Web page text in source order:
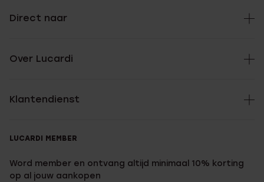
Direct naar
Over Lucardi
Klantendienst
LUCARDI MEMBER
Word member en ontvang altijd minimaal 10% korting
op al jouw aankopen